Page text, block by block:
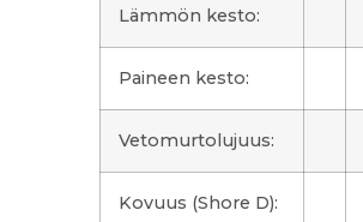
Lämmön kesto:
Paineen kesto:
Vetomurtolujuus:
Kovuus (Shore D):